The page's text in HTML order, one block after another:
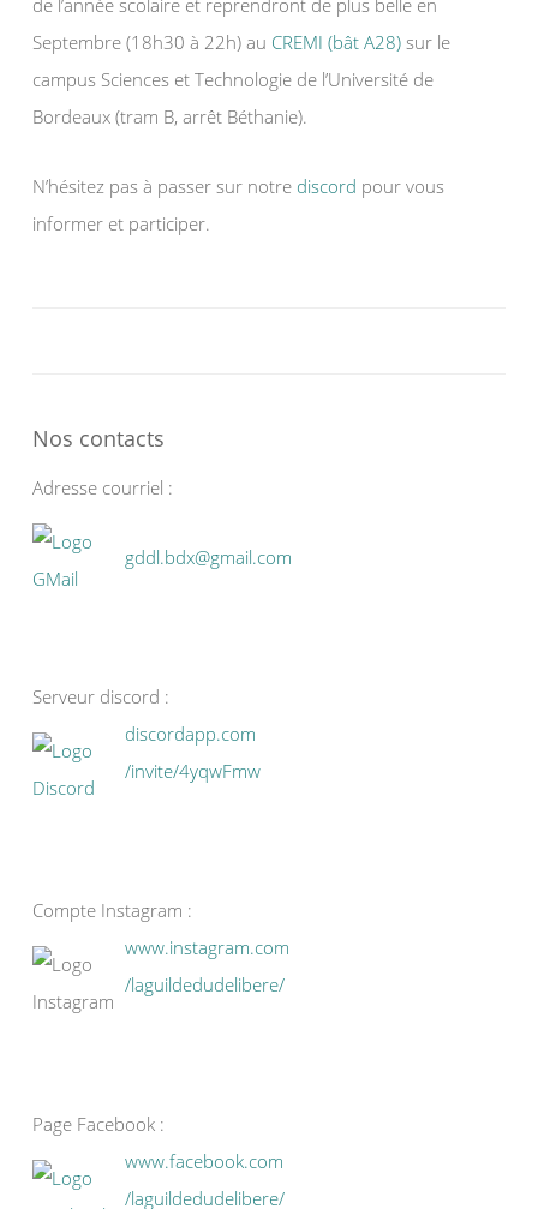
de l’année scolaire et reprendront de plus belle en
Septembre (18h30 à 22h) au CREMI (bât A28) sur le
campus Sciences et Technologie de l’Université de
Bordeaux (tram B, arrêt Béthanie).
N’hésitez pas à passer sur notre discord pour vous
informer et participer.
Nos contacts
Adresse courriel :
gddl.bdx@gmail.com
Serveur discord :
discordapp.com
/invite/4yqwFmw
Compte Instagram :
www.instagram.com
/laguildedudelibere/
Page Facebook :
www.facebook.com
/laguildedudelibere/